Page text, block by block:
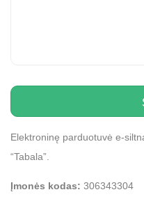
Elektroninę parduotuvė e-
“Tabala”.
Įmonės kodas: 306343304